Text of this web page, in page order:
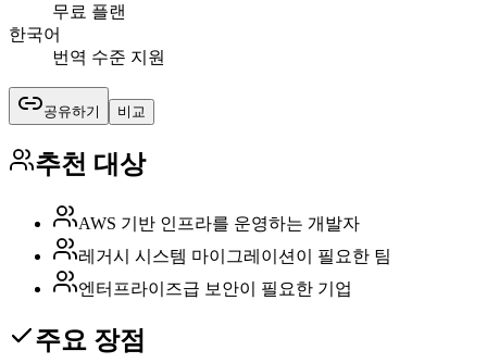
무료 플랜
한국어
번역 수준 지원
공유하기 비교
추천 대상
AWS 기반 인프라를 운영하는 개발자
레거시 시스템 마이그레이션이 필요한 팀
엔터프라이즈급 보안이 필요한 기업
주요 장점